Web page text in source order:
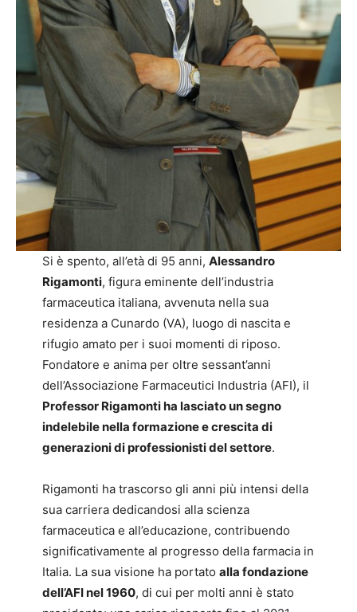
Si è spento, all’età di 95 anni, Alessandro
Rigamonti, figura eminente dell’industria
farmaceutica italiana, avvenuta nella sua
residenza a Cunardo (VA), luogo di nascita e
rifugio amato per i suoi momenti di riposo.
Fondatore e anima per oltre sessant’anni
dell’Associazione Farmaceutici Industria (AFI), il
Professor Rigamonti ha lasciato un segno
indelebile nella formazione e crescita di
generazioni di professionisti del settore.
Rigamonti ha trascorso gli anni più intensi della
sua carriera dedicandosi alla scienza
farmaceutica e all’educazione, contribuendo
significativamente al progresso della farmacia in
Italia. La sua visione ha portato alla fondazione
dell’AFI nel 1960, di cui per molti anni è stato